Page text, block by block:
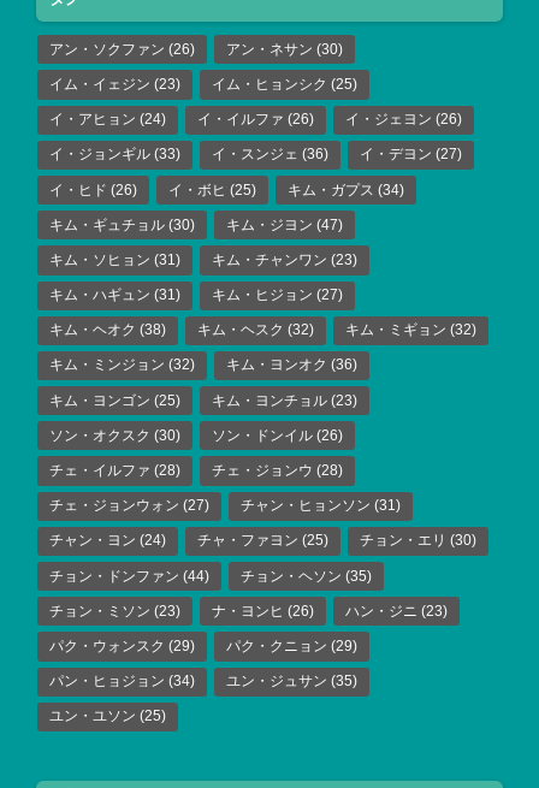
アン・ソクファン (26) アン・ネサン (30)
イム・イェジン (23) イム・ヒョンシク (25)
イ・アヒョン (24) イ・イルファ (26) イ・ジェヨン (26)
イ・ジョンギル (33) イ・スンジェ (36) イ・デヨン (27)
イ・ヒド (26) イ・ボヒ (25) キム・ガプス (34)
キム・ギュチョル (30) キム・ジヨン (47)
キム・ソヒョン (31) キム・チャンワン (23)
キム・ハギュン (31) キム・ヒジョン (27)
キム・ヘオク (38) キム・ヘスク (32) キム・ミギョン (32)
キム・ミンジョン (32) キム・ヨンオク (36)
キム・ヨンゴン (25) キム・ヨンチョル (23)
ソン・オクスク (30) ソン・ドンイル (26)
チェ・イルファ (28) チェ・ジョンウ (28)
チェ・ジョンウォン (27) チャン・ヒョンソン (31)
チャン・ヨン (24) チャ・ファヨン (25) チョン・エリ (30)
チョン・ドンファン (44) チョン・ヘソン (35)
チョン・ミソン (23) ナ・ヨンヒ (26) ハン・ジニ (23)
パク・ウォンスク (29) パク・クニョン (29)
パン・ヒョジョン (34) ユン・ジュサン (35)
ユン・ユソン (25)